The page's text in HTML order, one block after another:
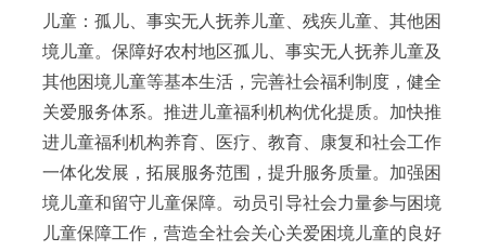
儿童：孤儿、事实无人抚养儿童、残疾儿童、其他困
境儿童。保障好农村地区孤儿、事实无人抚养儿童及
其他困境儿童等基本生活，完善社会福利制度，健全
关爱服务体系。推进儿童福利机构优化提质。加快推
进儿童福利机构养育、医疗、教育、康复和社会工作
一体化发展，拓展服务范围，提升服务质量。加强困
境儿童和留守儿童保障。动员引导社会力量参与困境
儿童保障工作，营造全社会关心关爱困境儿童的良好